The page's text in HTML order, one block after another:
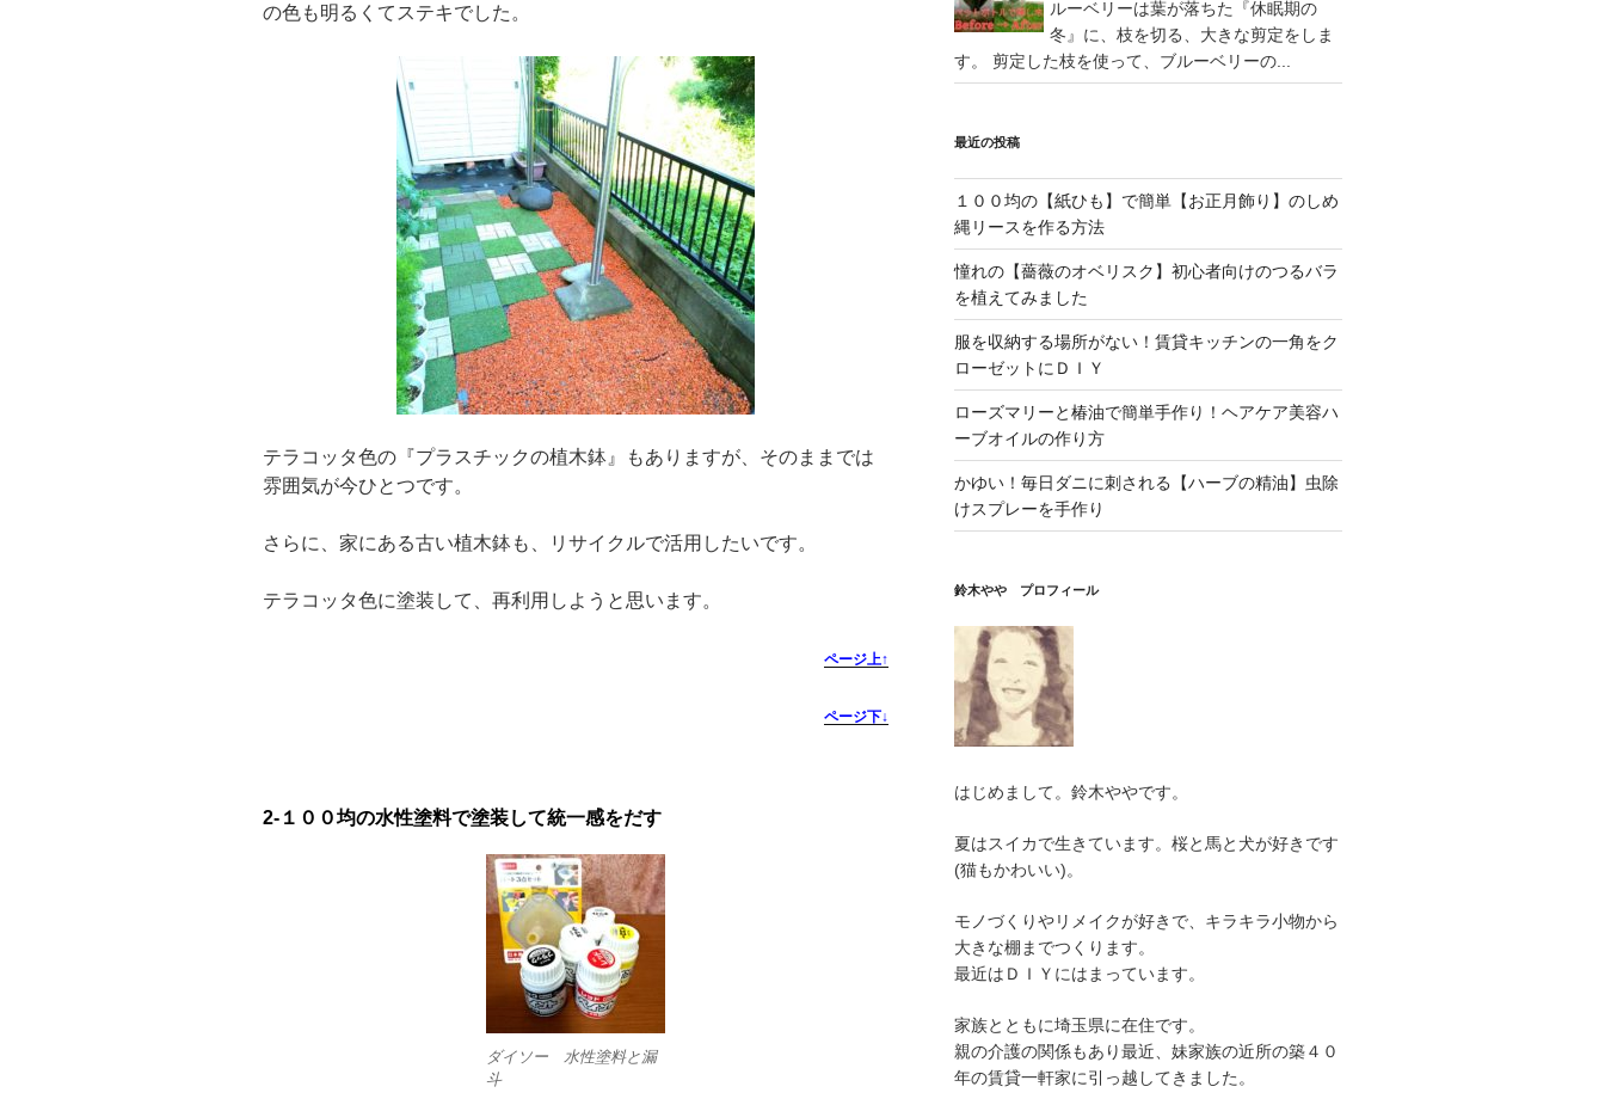
の色も明るくてステキでした。
テラコッタ色の『プラスチックの植木鉢』もありますが、そのままでは
雰囲気が今ひとつです。
さらに、家にある古い植木鉢も、リサイクルで活用したいです。
テラコッタ色に塗装して、再利用しようと思います。
ページ上↑
ページ下↓
2- １００均の水性塗料で塗装して統一感をだす
ダイソー 水性塗料と漏
斗
ルーベリーは葉が落ちた『休眠期の
冬』に、枝を切る、大きな剪定をしま
す。 剪定した枝を使って、ブルーベリーの...
最近の投稿
１００均の【紙ひも】で簡単【お正月飾り】のしめ
縄リースを作る方法
憧れの【薔薇のオベリスク】初心者向けのつるバラ
を植えてみました
服を収納する場所がない！賃貸キッチンの一角をク
ローゼットにＤＩＹ
ローズマリーと椿油で簡単手作り！ヘアケア美容ハ
ーブオイルの作り方
かゆい！毎日ダニに刺される【ハーブの精油】虫除
けスプレーを手作り
鈴木やや プロフィール
はじめまして。鈴木ややです。
夏はスイカで生きています。桜と馬と犬が好きです
(猫もかわいい)。
モノづくりやリメイクが好きで、キラキラ小物から
大きな棚までつくります。
最近はＤＩＹにはまっています。
家族とともに埼玉県に在住です。
親の介護の関係もあり最近、妹家族の近所の築４０
年の賃貸一軒家に引っ越してきました。